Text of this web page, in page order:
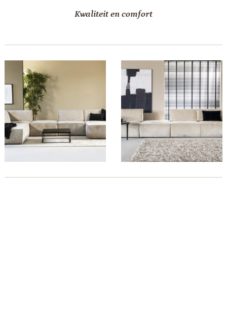
Kwaliteit en comfort